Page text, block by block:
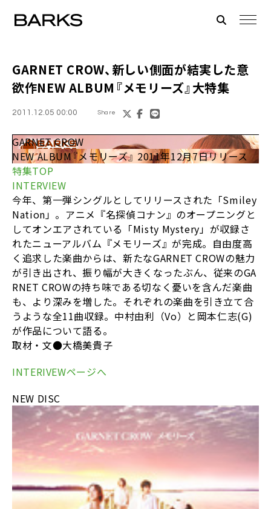
GARNET CROW、新しい側面が結実した意
欲作NEW ALBUM『メモリーズ』大特集
2011.12.05 00:00 Share
GARNET CROW
NEW ALBUM『メモリーズ』 2011年12月7日リリース
特集TOP
INTERVIEW
今年、第一弾シングルとしてリリースされた「Smiley
Nation」。アニメ『名探偵コナン』のオープニングと
してオンエアされている「Misty Mystery」が収録さ
れたニューアルバム『メモリーズ』が完成。自由度高
く追求した楽曲からは、新たなGARNET CROWの魅力
が引き出され、振り幅が大きくなったぶん、従来のGA
RNET CROWの持ち味である切なく憂いを含んだ楽曲
も、より深みを増した。それぞれの楽曲を引き立て合
うような全11曲収録。中村由利（Vo）と岡本仁志(G)
が作品について語る。
取材・文●大橋美貴子
INTERIVEWページへ
NEW DISC